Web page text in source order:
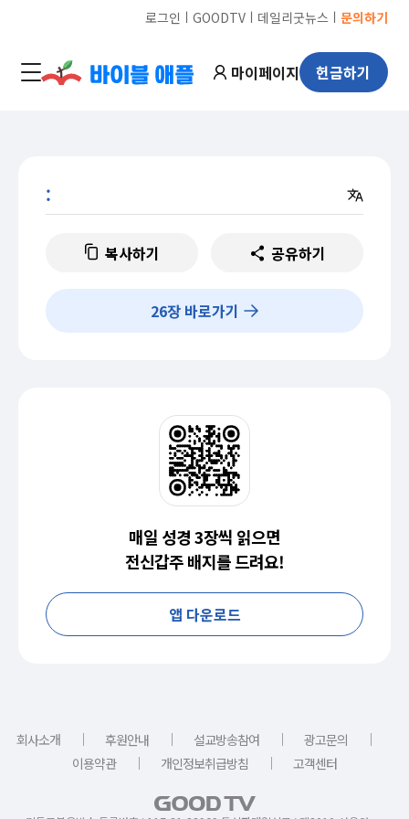
로그인 ㅣ GOODTVㅣ 데일리굿뉴스 ㅣ 문의하기
마이페이지 헌금하기
:
복사하기 공유하기
26장 바로가기
매일 성경 3장씩 읽으면
전신갑주 배지를 드려요!
앱 다운로드
회사소개 ｜ 후원안내 ｜ 설교방송참여 ｜ 광고문의
｜
이용약관
｜ 개인정보취급방침 ｜ 고객센터